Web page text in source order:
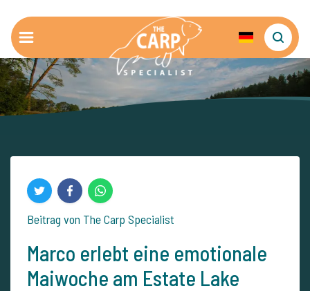
Beitrag von The Carp Specialist
Marco erlebt eine emotionale
Maiwoche am Estate Lake